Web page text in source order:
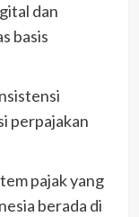
dan
basis
perpajakan
pajak yang
berada di